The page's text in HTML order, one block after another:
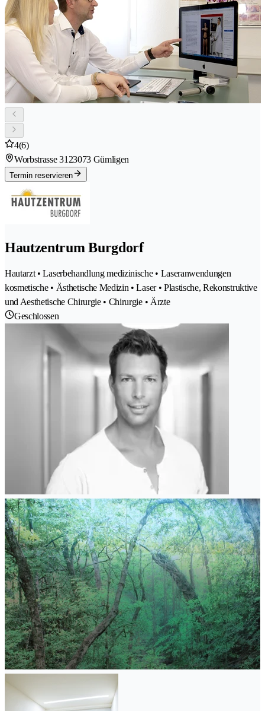
4(6)
Worbstrasse 3123073 Gümligen
Termin reservieren
Hautzentrum Burgdorf
Hautarzt • Laserbehandlung medizinische • Laseranwendungen
kosmetische • Ästhetische Medizin • Laser • Plastische, Rekonstruktive
und Aesthetische Chirurgie • Chirurgie • Ärzte
Geschlossen